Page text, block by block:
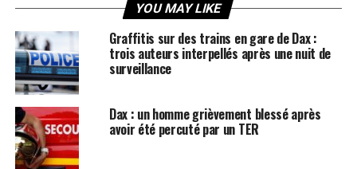
YOU MAY LIKE
Graffitis sur des trains en gare de Dax :
trois auteurs interpellés après une nuit de
surveillance
Dax : un homme grièvement blessé après
avoir été percuté par un TER